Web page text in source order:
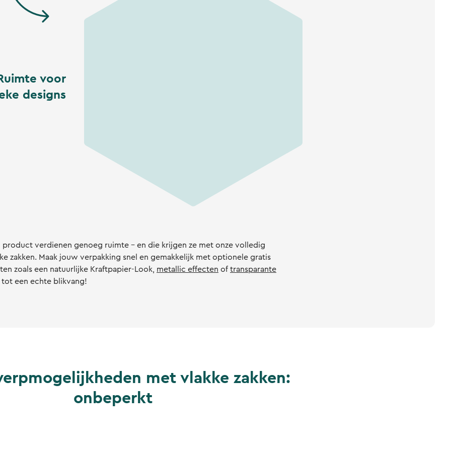
voor
designs
product verdienen genoeg ruimte - en die krijgen ze met onze volledig
zakken. Maak jouw verpakking snel en gemakkelijk met optionele gratis
zoals een natuurlijke Kraftpapier-Look, metallic effecten of transparante
tot een echte blikvang!
met vlakke zakken:
onbeperkt